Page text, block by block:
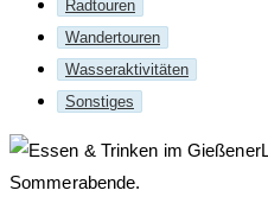
Radtouren
Wandertouren
Wasseraktivitäten
Sonstiges